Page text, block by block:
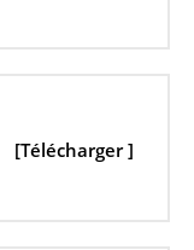
[Télécharger ]